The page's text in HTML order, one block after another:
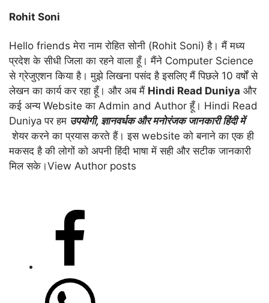
Rohit Soni
Hello friends मेरा नाम रोहित सोनी (Rohit Soni) है। मैं मध्य
प्रदेश के सीधी जिला का रहने वाला हूँ। मैंने Computer Science
से ग्रेजुएशन किया है। मुझे लिखना पसंद है इसलिए मैं पिछले 10 वर्षों से
लेखन का कार्य कर रहा हूँ। और अब मैं Hindi Read Duniya और
कई अन्य Website का Admin and Author हूँ। Hindi Read
Duniya पर हम उपयोगी, ज्ञानवर्धक और मनोरंजक जानकारी हिंदी में
शेयर करने का प्रयास करते हैं। इस website को बनाने का एक ही
मकसद है की लोगों को अपनी हिंदी भाषा में सही और सटीक जानकारी
मिल सके।View Author posts